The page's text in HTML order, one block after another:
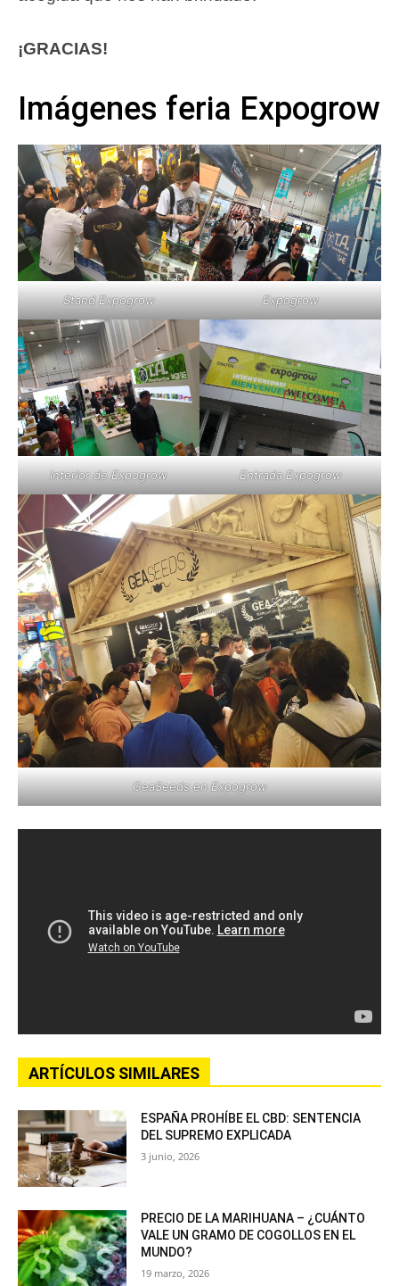
¡GRACIAS!
Imágenes feria Expogrow
Stand Expogrow Expogrow
Interior de Expogrow Entrada Expogrow
GeaSeeds en Expogrow
ARTÍCULOS SIMILARES
ESPAÑA PROHÍBE EL CBD: SENTENCIA
DEL SUPREMO EXPLICADA
3 junio, 2026
PRECIO DE LA MARIHUANA – ¿CUÁNTO
VALE UN GRAMO DE COGOLLOS EN EL
MUNDO?
19 marzo, 2026